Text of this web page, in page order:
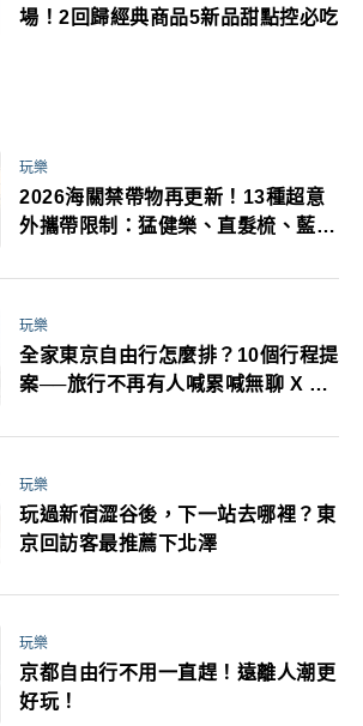
場！2回歸經典商品5新品甜點控必吃
玩樂
2026海關禁帶物再更新！13種超意
外攜帶限制：猛健樂、直髮梳、藍牙
萬！注意事項一次看！
玩樂
全家東京自由行怎麼排？10個行程提
案──旅行不再有人喊累喊無聊 X 爸
玩樂
玩過新宿澀谷後，下一站去哪裡？東
京回訪客最推薦下北澤
玩樂
京都自由行不用一直趕！遠離人潮更
好玩！